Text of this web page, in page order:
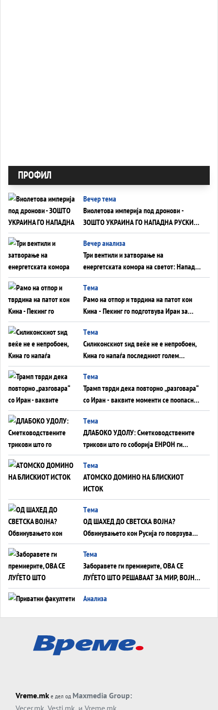
ПРОФИЛ
Вечер тема
Виолетова империја под дронови -
ЗОШТО УКРАИНА ГО НАПАДНА РУСКИОТ
WILDBERRIES
Вечер анализа
Три вентили и затворање на
енергетската комора на светот: Нападот
во Суец најавува глобален енергетски
инфаркт?
Tема
Рамо на отпор и тврдина на патот кон
Кина - Пекинг го подготвува Иран за
американска копнена инвазија
Tема
Силиконскиот ѕид веќе не е непробоен,
Кина го напаѓа последниот голем
монопол на Западот?
Tема
Трамп тврди дека повторно „разговара“
со Иран - ваквите моменти се поопасни
од отворените закани
Tема
ДЛАБОКО УДОЛУ: Сметководствените
трикови што го соборија ЕНРОН ги
применуваат гигантите за ВИ
Tема
АТОМСКО ДОМИНО НА БЛИСКИОТ
ИСТОК
Tема
ОД ШАХЕД ДО СВЕТСКА ВОЈНА?
Обвинувањето кон Русија го поврзува
Блискиот Исток со украинското бојно
поле?
Тема
Заборавете ги премиерите, ОВА СЕ
ЛУЃЕТО ШТО РЕШАВААТ ЗА МИР, ВОЈНА,
СОЖИВОТ ИЛИ ПРОПАСТ
Анализа
Tема
БАЛКАНОТ КАКО ДОКУМЕНТ НА ТУЃА
ГЕРМАНИЈА Е ПРЕД ЕКСПЛОЗИЈА? АfD го
Vreme.mk е дел од Maxmedia Group:
Vecer.mk, Vesti.mk, и Vreme.mk